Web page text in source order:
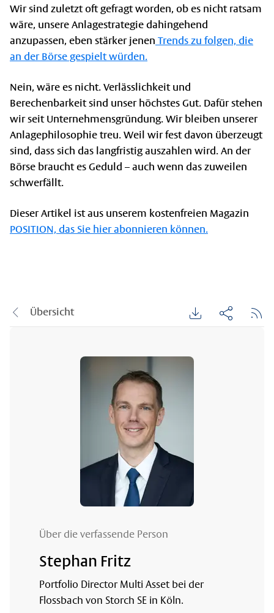
Wir sind zuletzt oft gefragt worden, ob es nicht ratsam
wäre, unsere Anlagestrategie dahingehend
anzupassen, eben stärker jenen Trends zu folgen, die
an der Börse gespielt würden.
Nein, wäre es nicht. Verlässlichkeit und
Berechenbarkeit sind unser höchstes Gut. Dafür stehen
wir seit Unternehmensgründung. Wir bleiben unserer
Anlagephilosophie treu. Weil wir fest davon überzeugt
sind, dass sich das langfristig auszahlen wird. An der
Börse braucht es Geduld – auch wenn das zuweilen
schwerfällt.
Dieser Artikel ist aus unserem kostenfreien Magazin
POSITION, das Sie hier abonnieren können.
Übersicht
Über die verfassende Person
Stephan Fritz
Portfolio Director Multi Asset bei der
Flossbach von Storch SE in Köln.